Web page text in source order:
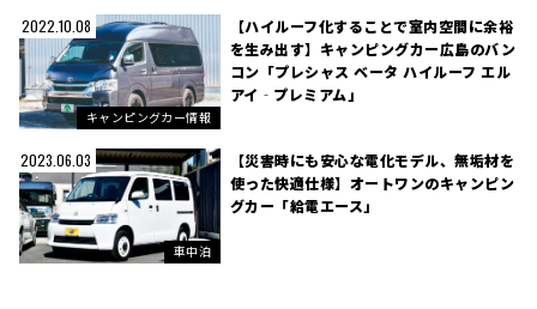
2022.10.08
キャンピングカー情報
【ハイルーフ化することで室内空間に余裕
を生み出す】キャンピングカー広島のバン
コン「プレシャス ベータ ハイルーフ エル
アイ‐プレミアム」
2023.06.03
車中泊
【災害時にも安心な電化モデル、無垢材を
使った快適仕様】オートワンのキャンピン
グカー「給電エース」